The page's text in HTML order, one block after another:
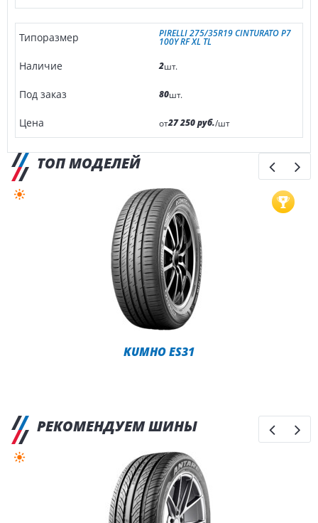
PIRELLI 275/35R19 CINTURATO P7
100Y RF XL TL
2шт.
80шт.
от27 250 руб./шт
ТОП МОДЕЛЕЙ
KUMHO ES31
РЕКОМЕНДУЕМ ШИНЫ